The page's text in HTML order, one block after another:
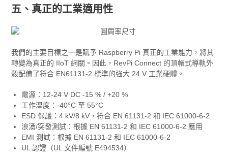
五、真正的工業適用性
我們的主要目標之一是賦予 Raspberry Pi 真正的工業能力，將其
轉變為真正的 IIoT 網關。因此，RevPi Connect 的頂帽式導軌外
殼配備了符合 EN61131-2 標準的強大 24 V 工業硬體。
電源：12-24 V DC -15 % / +20 %
工作溫度：-40°C 至 55°C
ESD 保護：4 kV/8 kV，符合 EN 61131-2 和 IEC 61000-6-2
浪湧/突發測試：根據 EN 61131-2 和 IEC 61000-6-2 應用
EMI 測試：根據 EN 61131-2 和 IEC 61000-6-2
UL 認證（UL 文件編號 E494534）